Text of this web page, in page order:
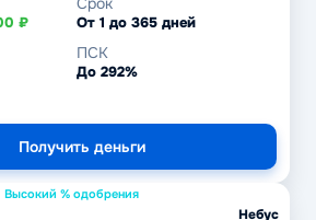
₽ От 1 до 365 дней
ПСК
До 292%
Получить деньги
Высокий % одобрения
Небус